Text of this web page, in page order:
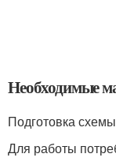
Необходимые
Подготовка
Для работы